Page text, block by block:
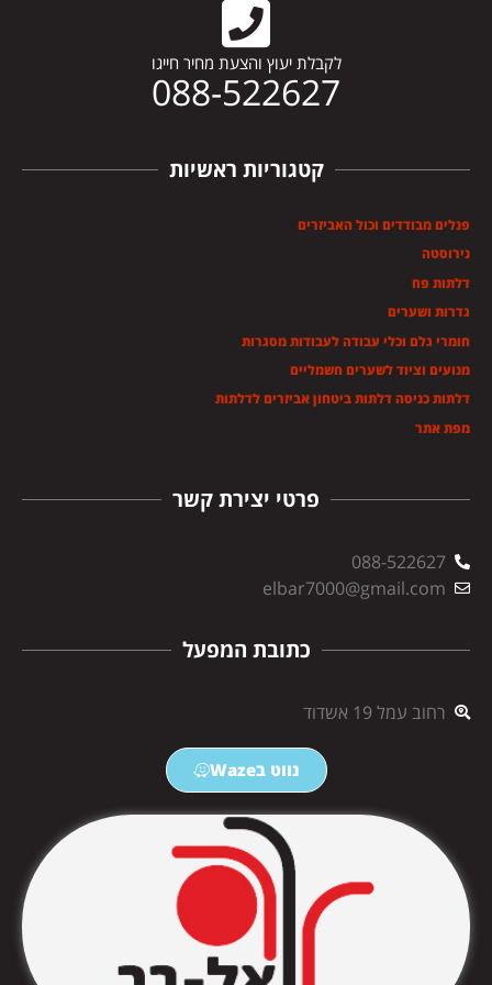
לקבלת יעוץ והצעת מחיר חייגו
088-522627
פרטי יצירת קשר
088-522627
elbar7000@gmail.com
כתובת המפעל
רחוב עמל 19 אשדוד
נווט בWaze
קטגוריות ראשיות
פנלים מבודדים וכול האביזרים
נירוסטה
דלתות פח
גדרות ושערים
חומרי גלם וכלי עבודה לעבודות מסגרות
מנועים וציוד לשערים חשמליים
דלתות כניסה דלתות ביטחון אביזרים לדלתות
מפת אתר